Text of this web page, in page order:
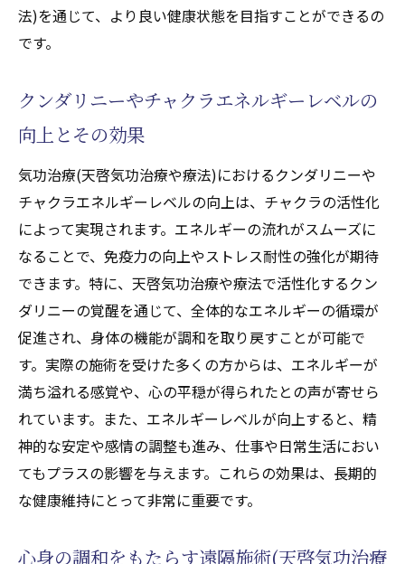
法)を通じて、より良い健康状態を目指すことができるの
です。
クンダリニーやチャクラエネルギーレベルの
向上とその効果
気功治療(天啓気功治療や療法)におけるクンダリニーや
チャクラエネルギーレベルの向上は、チャクラの活性化
によって実現されます。エネルギーの流れがスムーズに
なることで、免疫力の向上やストレス耐性の強化が期待
できます。特に、天啓気功治療や療法で活性化するクン
ダリニーの覚醒を通じて、全体的なエネルギーの循環が
促進され、身体の機能が調和を取り戻すことが可能で
す。実際の施術を受けた多くの方からは、エネルギーが
満ち溢れる感覚や、心の平穏が得られたとの声が寄せら
れています。また、エネルギーレベルが向上すると、精
神的な安定や感情の調整も進み、仕事や日常生活におい
てもプラスの影響を与えます。これらの効果は、長期的
な健康維持にとって非常に重要です。
心身の調和をもたらす遠隔施術(天啓気功治療